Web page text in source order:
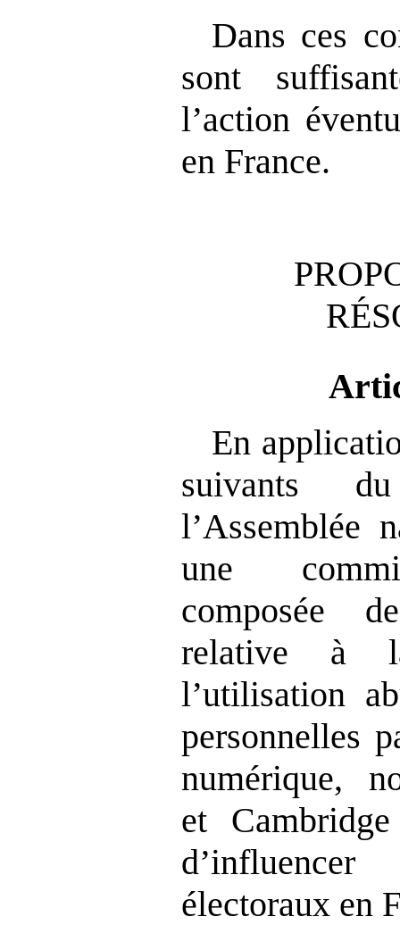
Dans ces
sont
l’action
en France.
En
suivants
l’Assemblée
une
composée
relative à
l’utilisation
personnelles
numérique,
et
électoraux en